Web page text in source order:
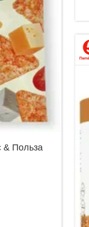
& Польза